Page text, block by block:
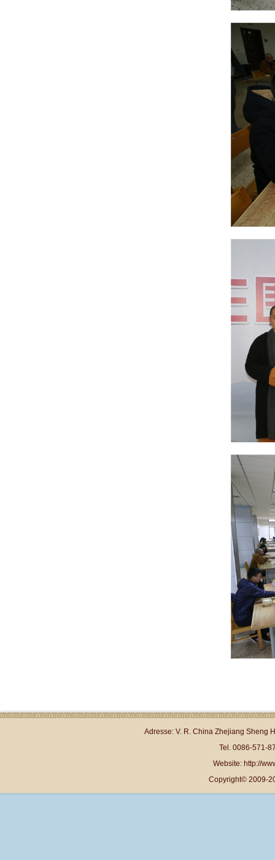
Adresse: V. R. China Zhejiang Sheng
Tel. 0086-571-
Website: http://
Copyright© 2009-